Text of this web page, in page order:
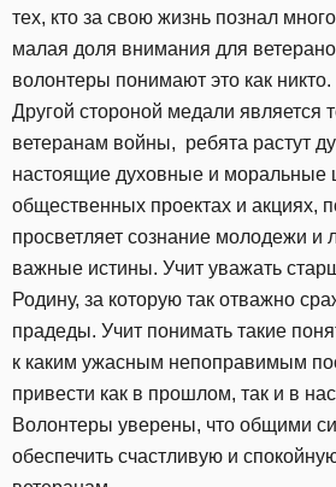
тех, кто за свою жизнь познал
малая доля внимания для
волонтеры понимают это как никто.
Другой стороной медали является
ветеранам войны, ребята растут
настоящие духовные и моральные
общественных проектах и акциях,
просветляет сознание молодежи и
важные истины. Учит уважать
Родину, за которую так отважно
прадеды. Учит понимать такие
к каким ужасным непоправимым
привести как в прошлом, так и в
Волонтеры уверены, что общими
обеспечить счастливую и